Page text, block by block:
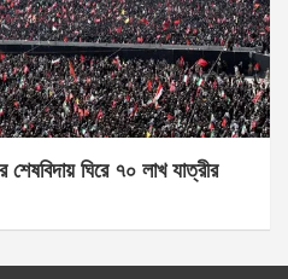
শেষবিদায় ঘিরে ৭০ লাখ যাত্রীর